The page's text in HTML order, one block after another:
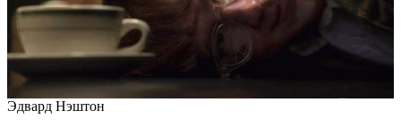
Эдвард Нэштон